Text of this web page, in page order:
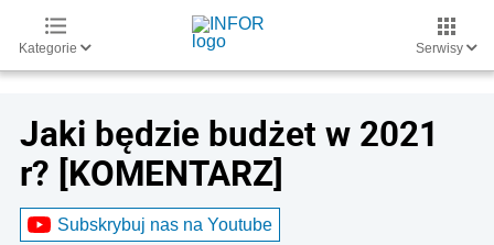
Kategorie Serwisy
Jaki będzie budżet w 2021
r? [KOMENTARZ]
Subskrybuj nas na Youtube